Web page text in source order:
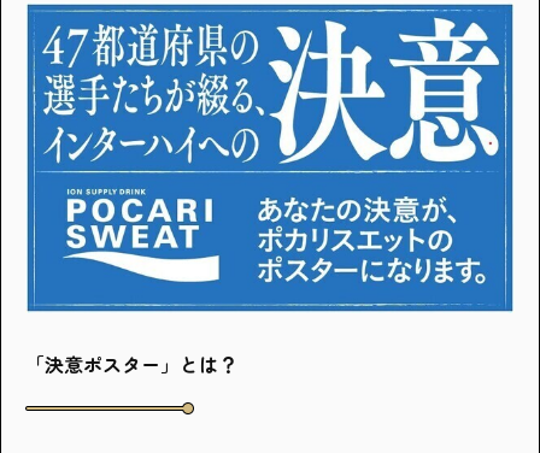
「決意ポスター」とは？